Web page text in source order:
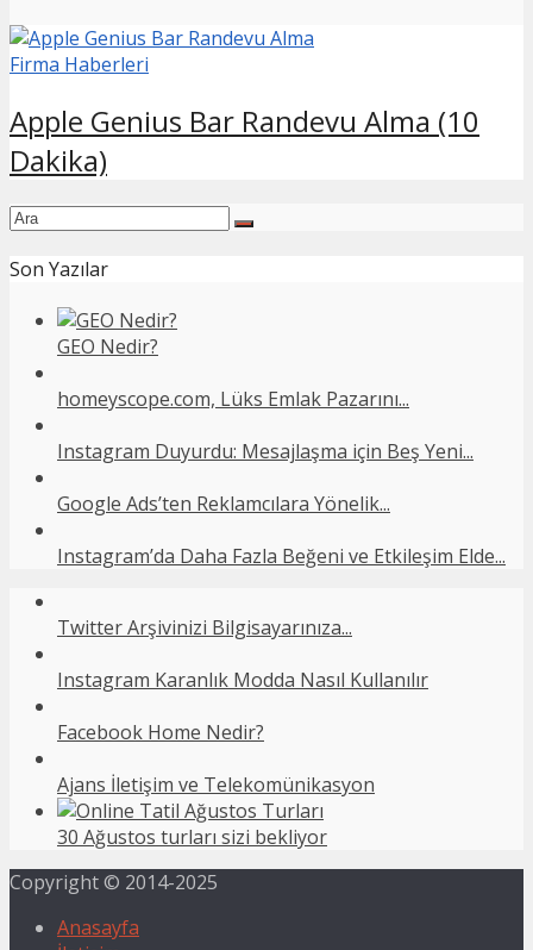
Firma Haberleri
Apple Genius Bar Randevu Alma (10
Dakika)
Son Yazılar
GEO Nedir?
homeyscope.com, Lüks Emlak Pazarını...
Instagram Duyurdu: Mesajlaşma için Beş Yeni...
Google Ads’ten Reklamcılara Yönelik...
Instagram’da Daha Fazla Beğeni ve Etkileşim Elde...
Twitter Arşivinizi Bilgisayarınıza...
Instagram Karanlık Modda Nasıl Kullanılır
Facebook Home Nedir?
Ajans İletişim ve Telekomünikasyon
30 Ağustos turları sizi bekliyor
Copyright © 2014-2025
Anasayfa